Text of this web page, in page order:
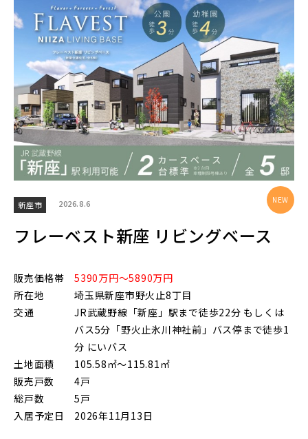
足立区(0) 葛飾区(2)
江戸川区(1)
東久留米市(2)
物件を検索する
駅から探す
JR
JR京浜東北線
JR埼京線
JR川越線
画像から探す
すべて
新座市 2026.8.6
フレーベスト新座 リビングベース
販売価格帯
5390万円～5890万円
所在地
埼玉県新座市野火止8丁目
交通
JR武蔵野線「新座」駅まで徒歩22分 もしくは
バス5分「野火止氷川神社前」バス停まで徒歩1
分 にいバス
土地面積
105.58㎡～115.81㎡
販売戸数
4戸
総戸数
5戸
入居予定日
2026年11月13日